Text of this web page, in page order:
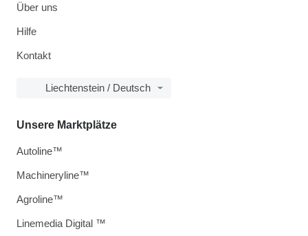
Über uns
Hilfe
Kontakt
Liechtenstein / Deutsch
Unsere Marktplätze
Autoline™
Machineryline™
Agroline™
Linemedia Digital ™